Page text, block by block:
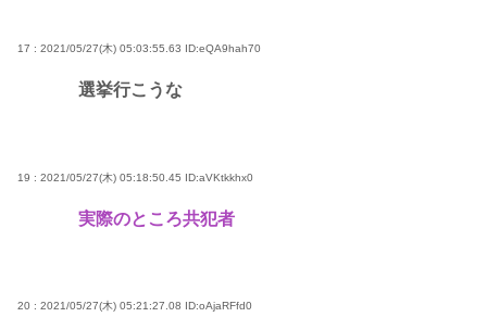
17 : 2021/05/27(木) 05:03:55.63 ID:eQA9hah70
選挙行こうな
19 : 2021/05/27(木) 05:18:50.45 ID:aVKtkkhx0
実際のところ共犯者
20 : 2021/05/27(木) 05:21:27.08 ID:oAjaRFfd0